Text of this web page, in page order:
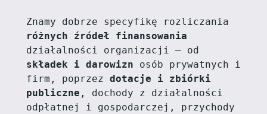
różnych źródeł finansowania
składek i darowizn osób prywatnych i
firm, poprzez dotacje i zbiórki
publiczne , dochody z działalności
odpłatnej i gospodarczej, przychody